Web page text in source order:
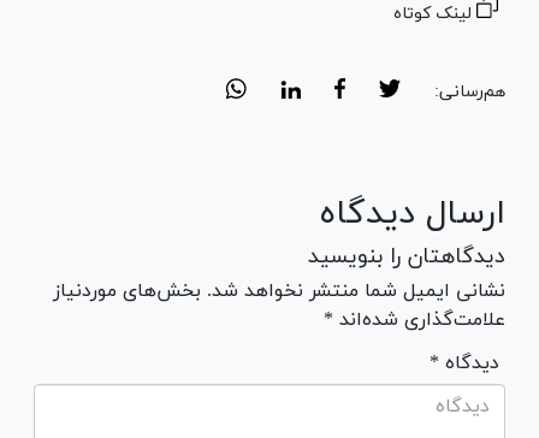
لینک کوتاه
هم‌رسانی:
ارسال دیدگاه
دیدگاهتان را بنویسید
نشانی ایمیل شما منتشر نخواهد شد. بخش‌های موردنیاز
علامت‌گذاری شده‌اند *
* دیدگاه